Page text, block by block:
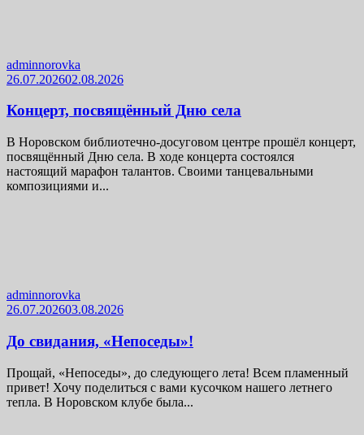
adminnorovka
26.07.202602.08.2026
Концерт, посвящённый Дню села
В Норовском библиотечно-досуговом центре прошёл концерт,
посвящённый Дню села. В ходе концерта состоялся
настоящий марафон талантов. Своими танцевальными
композициями и...
adminnorovka
26.07.202603.08.2026
До свидания, «Непоседы»!
Прощай, «Непоседы», до следующего лета! Всем пламенный
привет! Хочу поделиться с вами кусочком нашего летнего
тепла. В Норовском клубе была...